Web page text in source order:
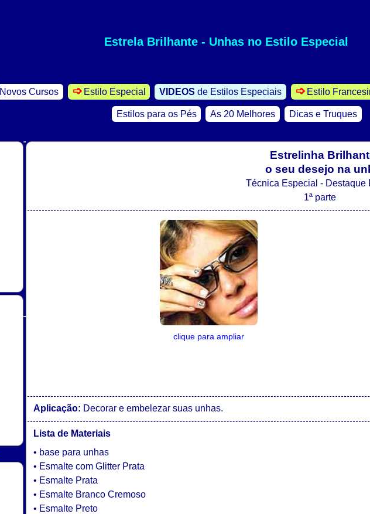
Estrela Brilhante - Unhas no Estilo Especial
Novos Cursos Estilo Especial VIDEOS de Estilos Especiais Estilo
Estilos para os Pés As 20 Melhores Dicas e Truques
Estrelinha
o seu desejo na
Técnica Especial - Destaque
1ª parte
clique para ampliar
Aplicação: Decorar e embelezar suas unhas.
Lista de Materiais
• base para unhas
• Esmalte com Glitter Prata
• Esmalte Prata
• Esmalte Branco Cremoso
• Esmalte Preto